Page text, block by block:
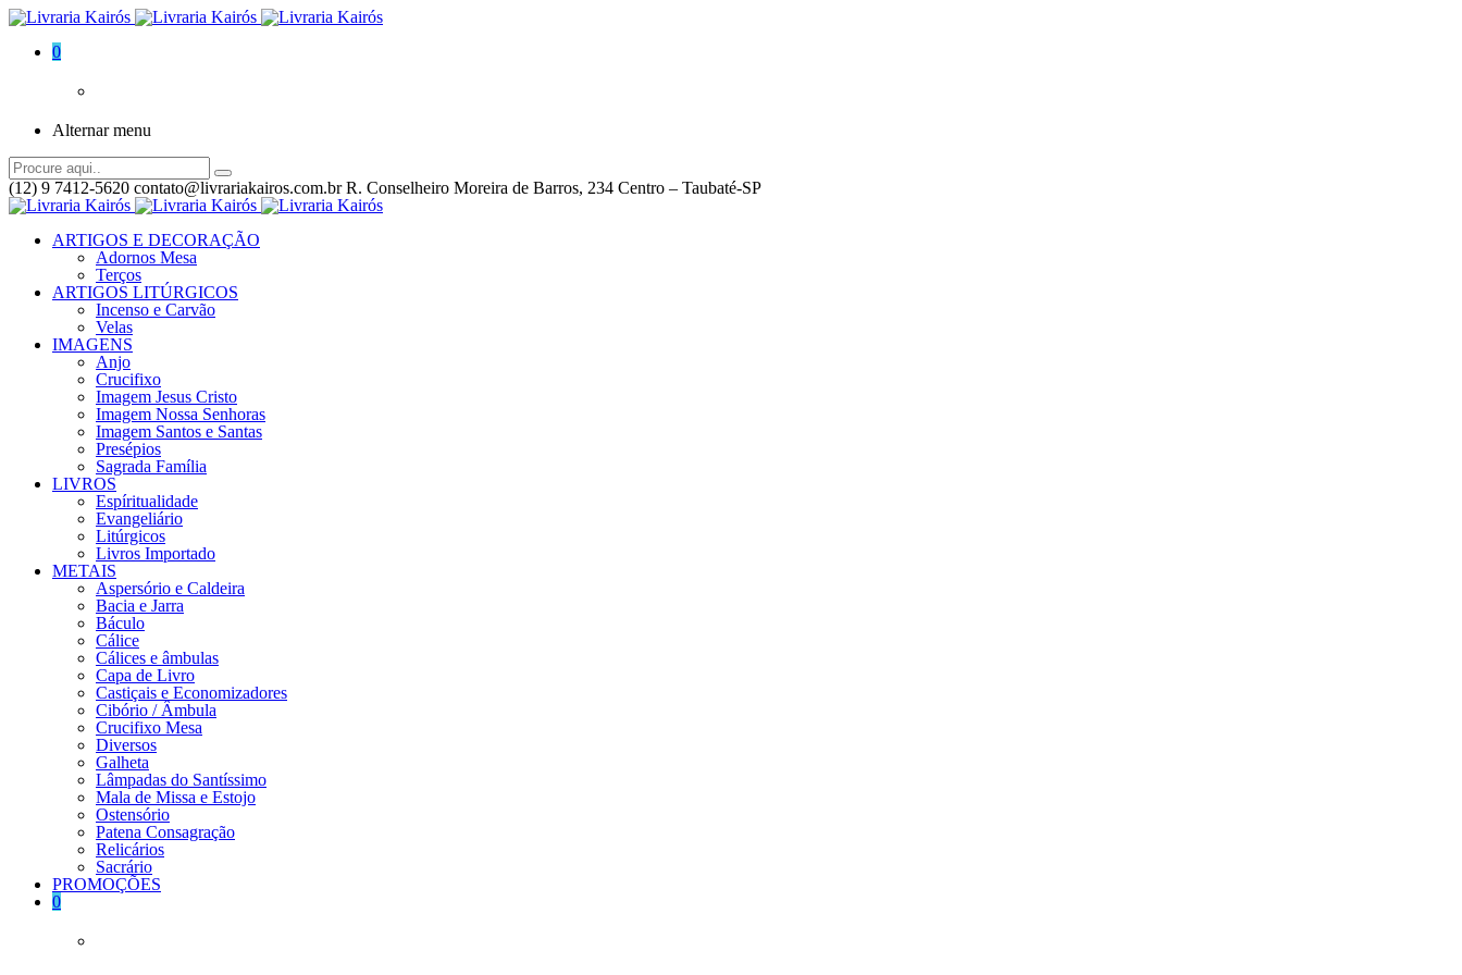
0
Alternar menu
(12) 9 7412-5620 contato@livrariakairos.com.brR. Conselheiro Moreira de Barros, 234 Centro – Taubaté-SP
ARTIGOS E DECORAÇÃO
Adornos Mesa
Terços
ARTIGOS LITÚRGICOS
Incenso e Carvão
Velas
IMAGENS
Anjo
Crucifixo
Imagem Jesus Cristo
Imagem Nossa Senhoras
Imagem Santos e Santas
Presépios
Sagrada Família
LIVROS
Espíritualidade
Evangeliário
Litúrgicos
Livros Importado
METAIS
Aspersório e Caldeira
Bacia e Jarra
Báculo
Cálice
Cálices e âmbulas
Capa de Livro
Castiçais e Economizadores
Cibório / Âmbula
Crucifixo Mesa
Diversos
Galheta
Lâmpadas do Santíssimo
Mala de Missa e Estojo
Ostensório
Patena Consagração
Relicários
Sacrário
PROMOÇÕES
0